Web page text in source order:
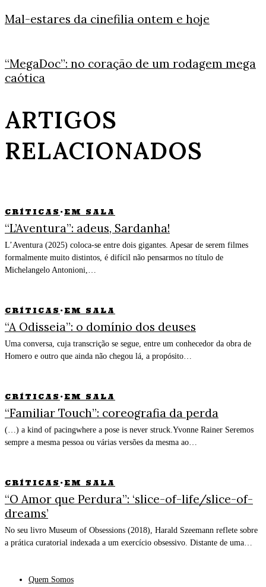
Mal-estares da cinefilia ontem e hoje
“MegaDoc”: no coração de um rodagem mega
caótica
ARTIGOS
RELACIONADOS
CRÍTICAS · EM SALA
“L’Aventura”: adeus, Sardanha!
L’Aventura (2025) coloca-se entre dois gigantes. Apesar de serem filmes
formalmente muito distintos, é difícil não pensarmos no título de
Michelangelo Antonioni,…
CRÍTICAS · EM SALA
“A Odisseia”: o domínio dos deuses
Uma conversa, cuja transcrição se segue, entre um conhecedor da obra de
Homero e outro que ainda não chegou lá, a propósito…
CRÍTICAS · EM SALA
“Familiar Touch”: coreografia da perda
(…) a kind of pacingwhere a pose is never struck.Yvonne Rainer Seremos
sempre a mesma pessoa ou várias versões da mesma ao…
CRÍTICAS · EM SALA
“O Amor que Perdura”: ‘slice-of-life/slice-of-
dreams’
No seu livro Museum of Obsessions (2018), Harald Szeemann reflete sobre
a prática curatorial indexada a um exercício obsessivo. Distante de uma…
Quem Somos